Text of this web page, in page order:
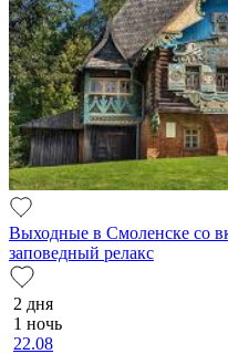
Выходные в Смоленске со
заповедный релакс
2 дня
1 ночь
22.08